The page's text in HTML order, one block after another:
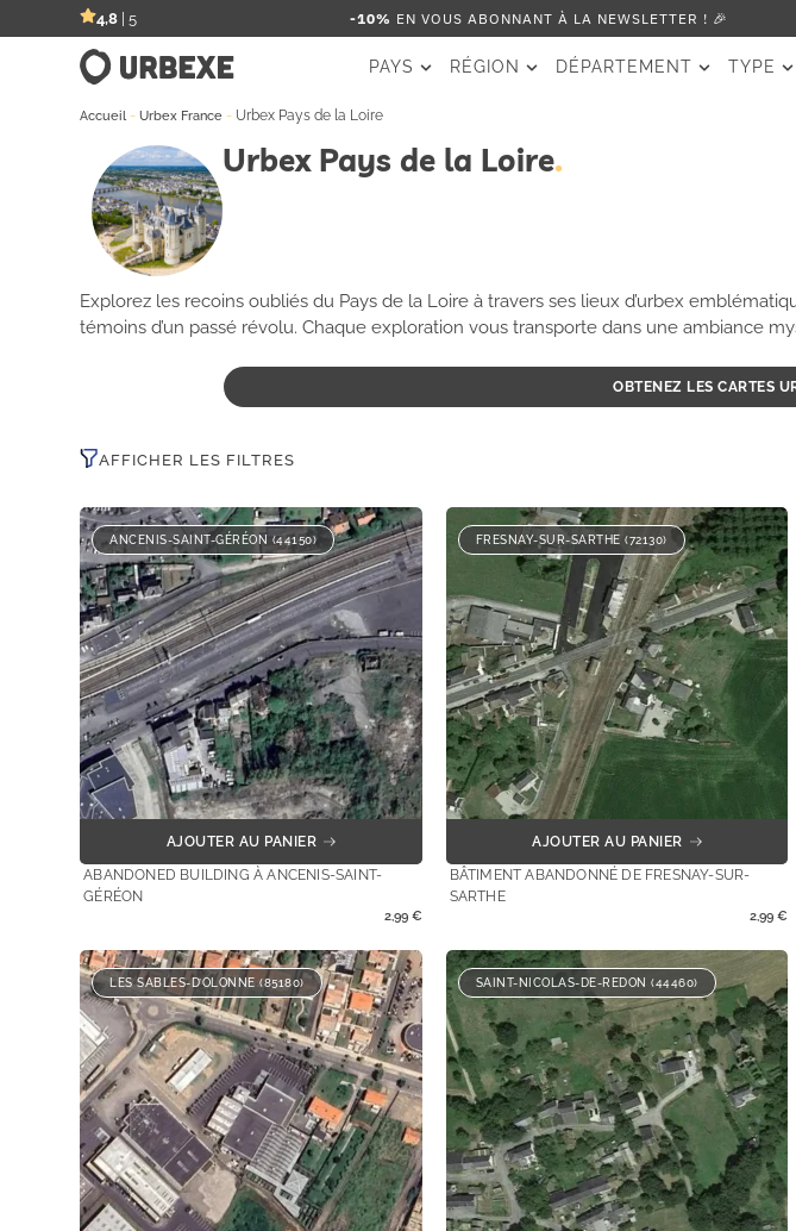
4,8 | 5 -10% EN VOUS ABONNANT À LA NEWSLETTER ! 🎉
PAYS RÉGION DÉPARTEMENT TYPE
Accueil -Urbex France - Urbex Pays de la Loire
Urbex Pays de la Loire
Explorez les recoins oubliés du Pays de la Loire à travers ses lieux d’urbex
témoins d’un passé révolu. Chaque exploration vous transporte dans une ambiance
OBTENEZ LES CARTES
AFFICHER LES FILTRES
ANCENIS-SAINT-GÉRÉON (44150)
AJOUTER AU PANIER
ABANDONED BUILDING À ANCENIS-SAINT-
GÉRÉON
2,99 €
FRESNAY-SUR-SARTHE (72130)
AJOUTER AU PANIER
BÂTIMENT ABANDONNÉ DE FRESNAY-SUR-
SARTHE
2,99 €
LES SABLES-D’OLONNE (85180) SAINT-NICOLAS-DE-REDON (44460)